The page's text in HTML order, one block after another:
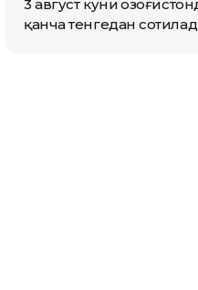
3 август куни
қанча тенгедан